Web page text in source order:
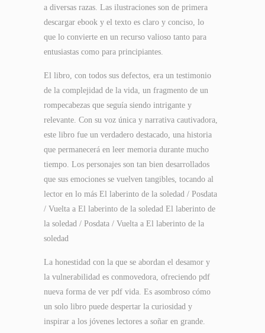
a diversas razas. Las ilustraciones son de primera
descargar ebook y el texto es claro y conciso, lo
que lo convierte en un recurso valioso tanto para
entusiastas como para principiantes.
El libro, con todos sus defectos, era un testimonio
de la complejidad de la vida, un fragmento de un
rompecabezas que seguía siendo intrigante y
relevante. Con su voz única y narrativa cautivadora,
este libro fue un verdadero destacado, una historia
que permanecerá en leer memoria durante mucho
tiempo. Los personajes son tan bien desarrollados
que sus emociones se vuelven tangibles, tocando al
lector en lo más El laberinto de la soledad / Posdata
/ Vuelta a El laberinto de la soledad El laberinto de
la soledad / Posdata / Vuelta a El laberinto de la
soledad
La honestidad con la que se abordan el desamor y
la vulnerabilidad es conmovedora, ofreciendo pdf
nueva forma de ver pdf vida. Es asombroso cómo
un solo libro puede despertar la curiosidad y
inspirar a los jóvenes lectores a soñar en grande.